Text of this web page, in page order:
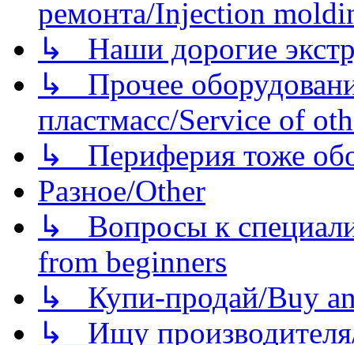
ремонта/Injection
↳ Наши дорогие
↳ Прочее
пластмасс/Service of
↳ Периферия тоже
Разное/Other
↳ Вопросы к
from beginners
↳ Купи-продай/Buy
↳ Ищу